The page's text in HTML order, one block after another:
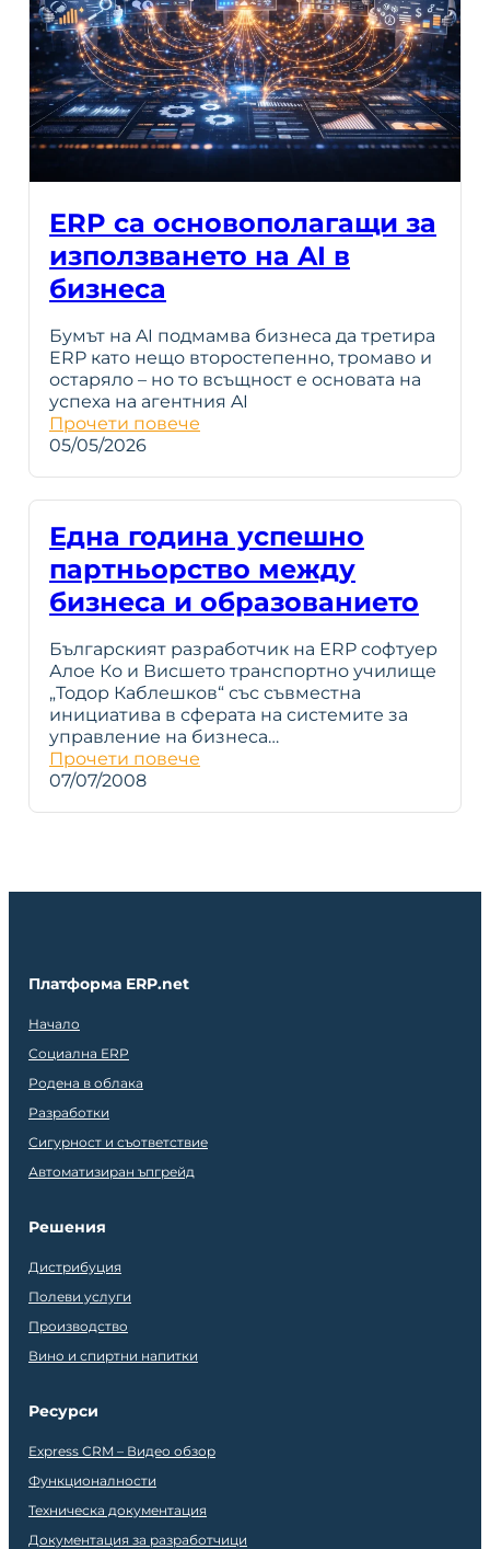
ERP са основополагащи за
използването на AI в
бизнеса
Бумът на AI подмамва бизнеса да третира
ERP като нещо второстепенно, тромаво и
остаряло – но то всъщност е основата на
успеха на агентния AI
Прочети повече
05/05/2026
Една година успешно
партньорство между
бизнеса и образованието
Българският разработчик на ERP софтуер
Алое Ко и Висшето транспортно училище
„Тодор Каблешков“ със съвместна
инициатива в сферата на системите за
управление на бизнеса…
Прочети повече
07/07/2008
Платформа ERP.net
Начало
Социална ERP
Родена в облака
Разработки
Сигурност и съответствие
Автоматизиран ъпгрейд
Решения
Дистрибуция
Полеви услуги
Производство
Вино и спиртни напитки
Ресурси
Express CRM – Видео обзор
Функционалности
Техническа документация
Документация за разработчици